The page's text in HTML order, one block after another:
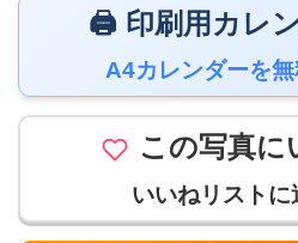
🖨️ 印刷用カレ
A4カレンダーを
この写真に
いいねリストに